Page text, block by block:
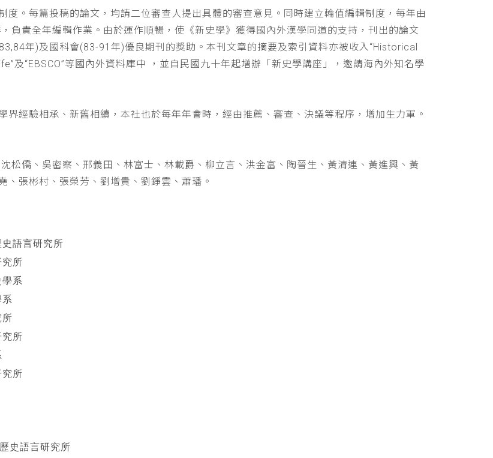
度。每篇投稿的論文，均請二位審查人提出具體的審查意見。同時建立輪值編輯制度，每年由
負責全年編輯作業。由於運作順暢，使《新史學》獲得國內外漢學同道的支持，刊出的論文
年)及國科會(83-91年)優良期刊的獎助。本刊文章的摘要及索引資料亦被收入“Historical
及“EBSCO”等國內外資料庫中 ，並自民國九十年起增辦「新史學講座」，邀請海內外知名學
界經驗相承、新舊相續，本社也於每年年會時，經由推薦、審查、決議等程序，增加生力軍。
松僑、吳密察、邢義田、林富士、林載爵、柳立言、洪金富、陶晉生、黃清連、黃進興、黃
、張彬村、張榮芳、劉增貴、劉錚雲、蕭璠。
語言研究所
所
系
所
所
所
語言研究所